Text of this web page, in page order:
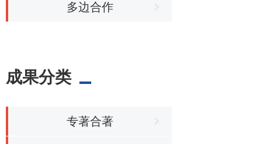
多边合作
成果分类
专著合著